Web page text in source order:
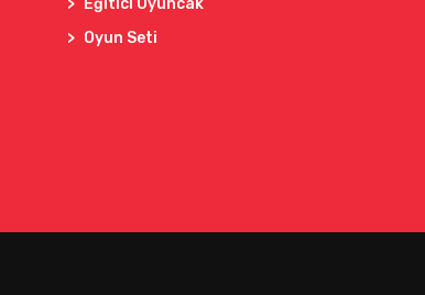
Eğitici Oyuncak
Oyun Seti